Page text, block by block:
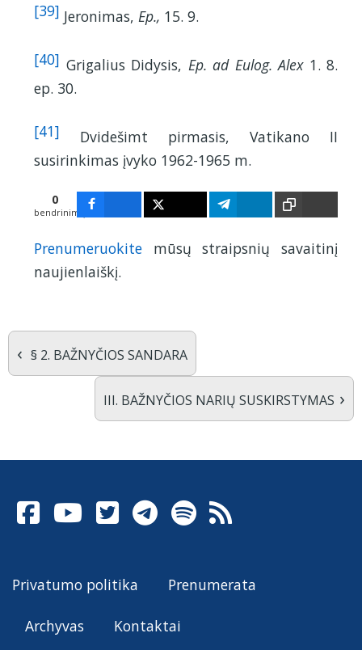
[39] Jeronimas, Ep., 15. 9.
[40] Grigalius Didysis, Ep. ad Eulog. Alex1. 8.
ep. 30.
[41] Dvidešimt pirmasis, Vatikano II
susirinkimas įvyko 1962-1965 m.
0
bendrinimų
Prenumeruokite mūsų straipsnių savaitinį
naujienlaiškį.
‹ § 2. BAŽNYČIOS SANDARA
III. BAŽNYČIOS NARIŲ SUSKIRSTYMAS ›
Privatumo politika Prenumerata
Archyvas Kontaktai